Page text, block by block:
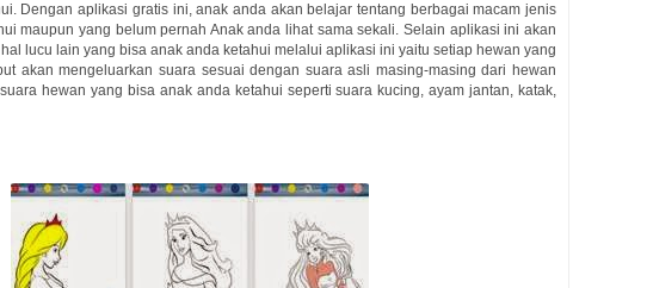
Dengan aplikasi gratis ini, anak anda akan belajar tentang berbagai macam jenis
maupun yang belum pernah Anak anda lihat sama sekali. Selain aplikasi ini akan
lucu lain yang bisa anak anda ketahui melalui aplikasi ini yaitu setiap hewan yang
akan mengeluarkan suara sesuai dengan suara asli masing-masing dari hewan
hewan yang bisa anak anda ketahui seperti suara kucing, ayam jantan, katak,